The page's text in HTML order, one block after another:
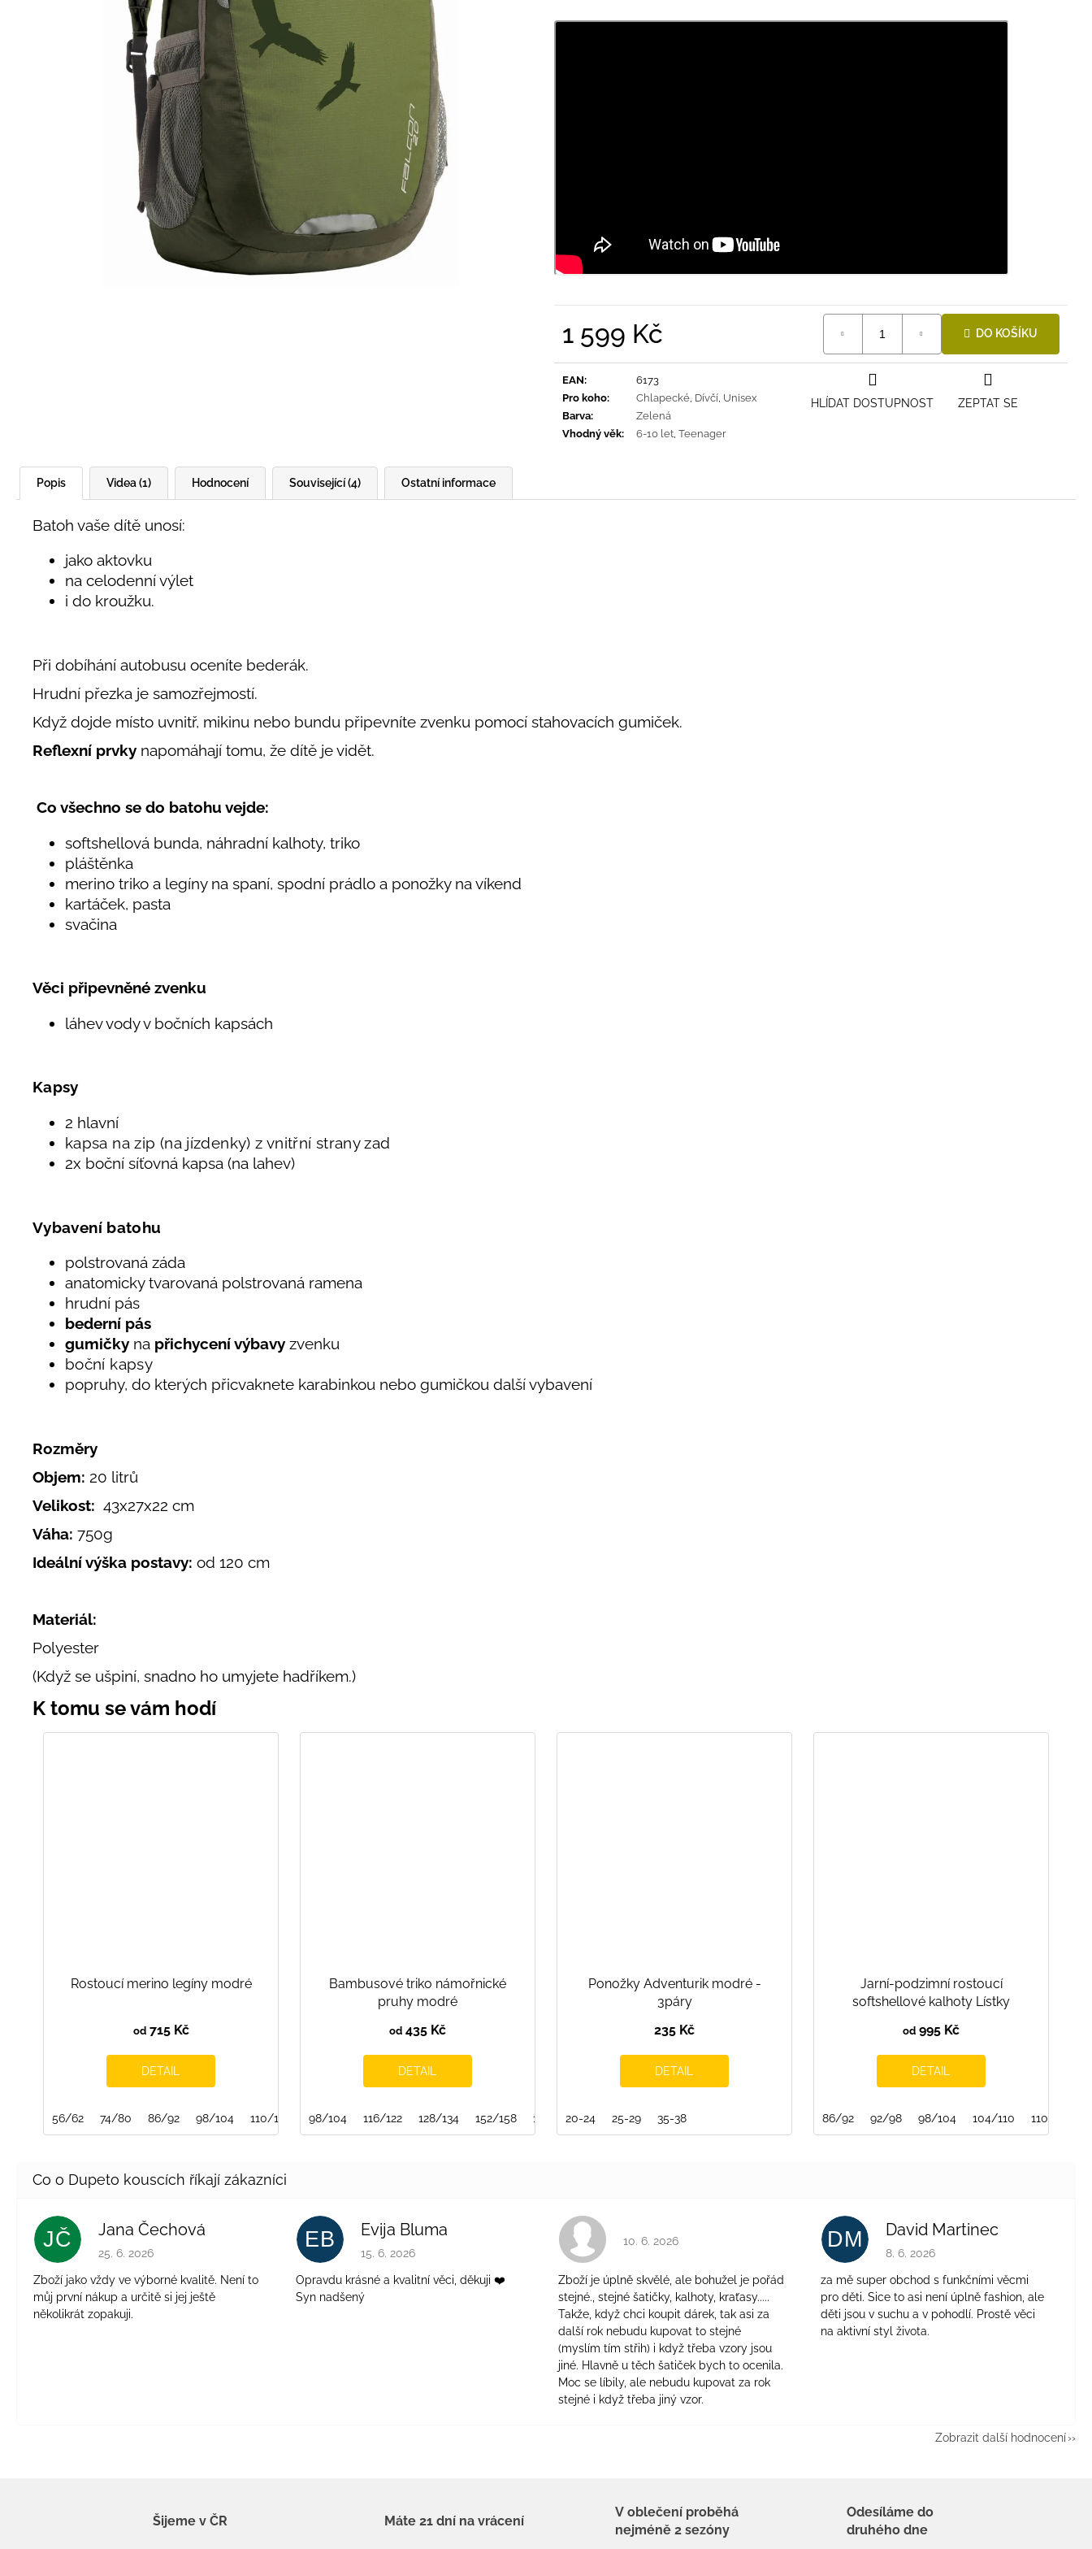
1 599 Kč DO KOŠÍKU
EAN:
6173
Pro koho: Chlapecké Dívčí Unisex
Barva:
Zelená
Vhodný věk: 6-10 let Teenager
ZEPTAT SE
HLÍDAT DOSTUPNOST
Popis Videa (1) Hodnocení Související (4) Ostatní informace
Batoh vaše dítě unosí:
jako aktovku
na celodenní výlet
i do kroužku.
Při dobíhání autobusu oceníte bederák.
Hrudní přezka je samozřejmostí.
Když dojde místo uvnitř, mikinu nebo bundu připevníte zvenku pomocí stahovacích gumiček.
Reflexní prvky napomáhají tomu, že dítě je vidět.
Co všechno se do batohu vejde:
softshellová bunda, náhradní kalhoty, triko
pláštěnka
merino triko a legíny na spaní, spodní prádlo a ponožky na víkend
kartáček, pasta
svačina
Věci připevněné zvenku
láhev vody v bočních kapsách
Kapsy
2 hlavní
kapsa na zip (na jízdenky) z vnitřní strany zad
2x boční síťovná kapsa (na lahev)
Vybavení batohu
polstrovaná záda
anatomicky tvarovaná polstrovaná ramena
hrudní pás
bederní pás
gumičky na přichycení výbavy zvenku
boční kapsy
popruhy, do kterých přicvaknete karabinkou nebo gumičkou další vybavení
Rozměry
Objem: 20 litrů
Velikost: 43x27x22 cm
Váha: 750g
Ideální výška postavy: od 120 cm
Materiál:
Polyester
(Když se ušpiní, snadno ho umyjete hadříkem.)
Rostoucí merino legíny modré
od715 Kč
DETAIL
56/62 74/80 86/92 98/104 110/116 122/128 134/140
Bambusové triko námořnické
pruhy modré
od 435 Kč
DETAIL
98/104 116/122 128/134 152/158 158/164
Ponožky Adventurik modré -
3páry
235 Kč
DETAIL
20-24 25-29 35-38
Jarní-podzimní rostoucí
softshellové kalhoty Lístky
od 995 Kč
DETAIL
86/92 92/98 98/104 104/110 110/116
JČ Jana Čechová
Hodnocení obchodu je 5 z 5 hvězdiček.
25. 6. 2026
Zboží jako vždy ve výborné kvalitě. Není to
můj první nákup a určitě si jej ještě
několikrát zopakuji.
EB Evija Bluma
Hodnocení obchodu je 5 z 5 hvězdiček.
15. 6. 2026
Opravdu krásné a kvalitní věci, děkuji ❤️
Syn nadšený
Hodnocení obchodu je 4 z 5 hvězdiček.
10. 6. 2026
Zboží je úplně skvělé, ale bohužel je pořád
stejné., stejné šatičky, kalhoty, kraťasy.....
Takže, když chci koupit dárek, tak asi za
další rok nebudu kupovat to stejné
(myslím tím střih) i když třeba vzory jsou
jiné. Hlavně u těch šatiček bych to ocenila.
Moc se líbily, ale nebudu kupovat za rok
stejné i když třeba jiný vzor.
DM David Martinec
Hodnocení obchodu je 5 z 5 hvězdiček.
8. 6. 2026
za mě super obchod s funkčními věcmi
pro děti. Sice to asi není úplně fashion, ale
děti jsou v suchu a v pohodlí. Prostě věci
na aktivní styl života.
Zobrazit další hodnocení
435 Kč
Šijeme v ČR Máte 21 dní na vrácení
V oblečení proběhá
nejméně 2 sezóny
Odesíláme do
druhého dne